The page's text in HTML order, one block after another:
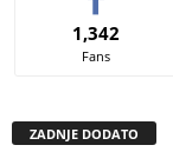
1,342
Fans
ZADNJE DODATO